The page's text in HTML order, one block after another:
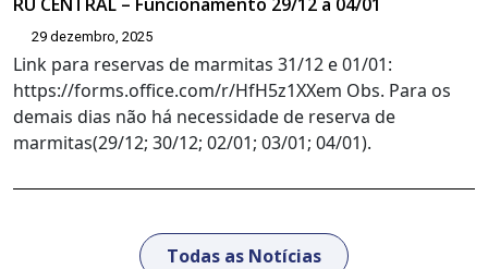
29 dezembro, 2025
Link para reservas de marmitas 31/12 e 01/01:
https://forms.office.com/r/HfH5z1XXem Obs. Para os
demais dias não há necessidade de reserva de
marmitas(29/12; 30/12; 02/01; 03/01; 04/01).
Todas as Notícias